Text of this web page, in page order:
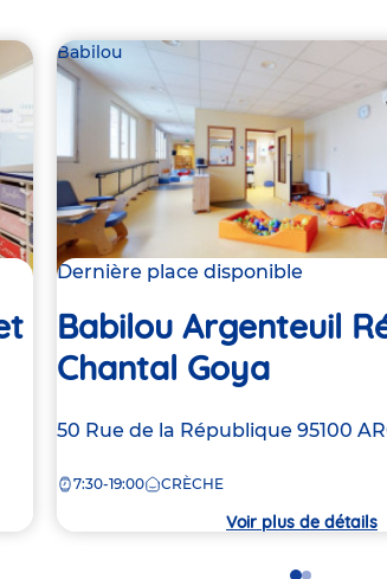
Babilou
Dernière place disponible
Babilou Argenteuil
Chantal Goya
Adresse
la
50 Rue de la République 95100
7:30-19:00 CRÈCHE
Voir plus de détails